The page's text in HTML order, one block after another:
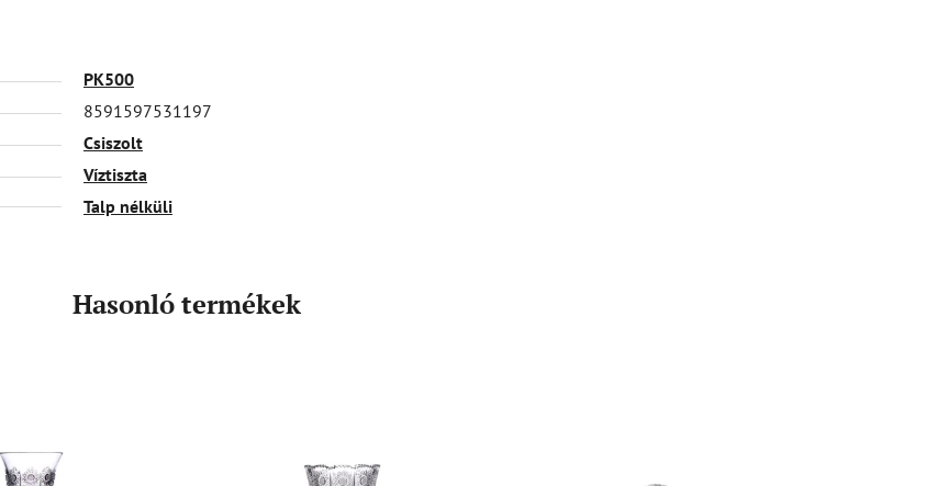
PK500
8591597531197
Csiszolt
Víztiszta
Talp nélküli
Hasonló termékek